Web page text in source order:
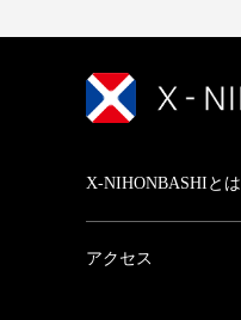
X-NIHONBASHIとは
アクセス